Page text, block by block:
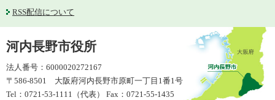
RSS配信について
河内長野市役所
法人番号：6000020272167
〒586-8501 大阪府河内長野市原町一丁目1番1号
Tel：0721-53-1111（代表） Fax：0721-55-1435